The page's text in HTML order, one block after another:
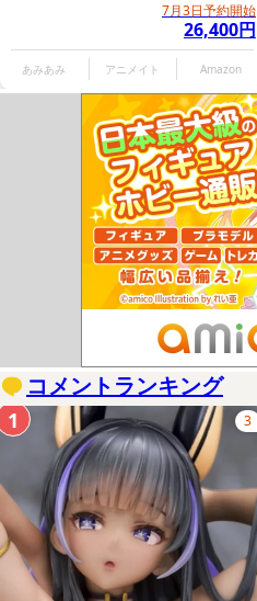
7月3日予約開始
26,400円
あみあみ アニメイト Amazon
コメントランキング
3
1